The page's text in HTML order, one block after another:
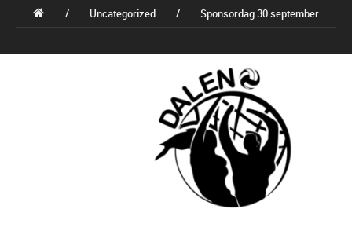
/ Uncategorized / Sponsordag 30 september